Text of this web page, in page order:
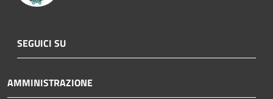
SEGUICI SU
AMMINISTRAZIONE